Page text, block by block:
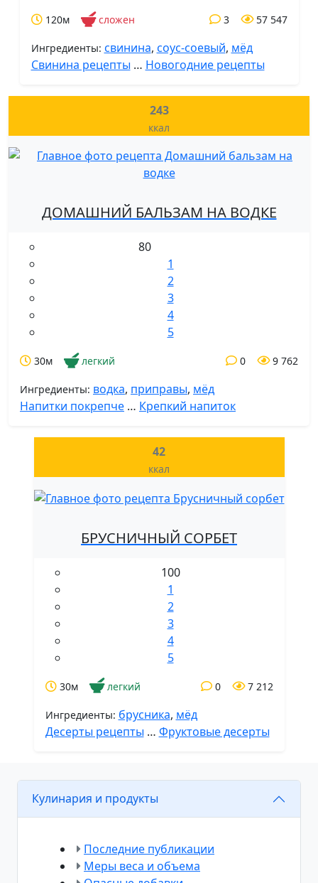
120м сложен 57 547
3
Ингредиенты: свинина, соус-соевый, мёд
Свинина рецепты … Новогодние рецепты
243
ккал
ДОМАШНИЙ БАЛЬЗАМ НА ВОДКЕ
80
1
2
3
4
5
30м легкий 9 762
0
Ингредиенты: водка, приправы, мёд
Напитки покрепче … Крепкий напиток
42
ккал
БРУСНИЧНЫЙ СОРБЕТ
100
1
2
3
4
5
30м легкий 7 212
0
Ингредиенты: брусника, мёд
Десерты рецепты … Фруктовые десерты
Кулинария и продукты
Последние публикации
Меры веса и объема